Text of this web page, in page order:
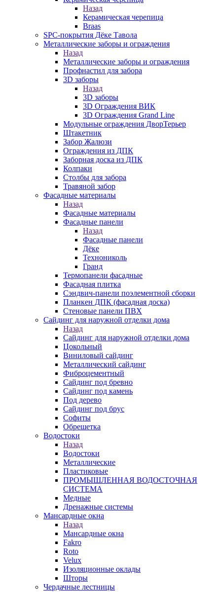
Назад
Керамическая черепица
Braas
SPC-покрытия Дёке Тавола
Металлические заборы и ограждения
Назад
Металлические заборы и ограждения
Профнастил для забора
3D заборы
Назад
3D заборы
3D Ограждения ВИК
3D Ограждения Grand Line
Модульные ограждения ДворТерьер
Штакетник
Забор Жалюзи
Ограждения из ДПК
Заборная доска из ДПК
Колпаки
Столбы для забора
Травяной забор
Фасадные материалы
Назад
Фасадные материалы
Фасадные панели
Назад
Фасадные панели
Дёке
Технониколь
Гранд
Термопанели фасадные
Фасадная плитка
Сэндвич-панели поэлементной сборки
Планкен ДПК (фасадная доска)
Стеновые панели ПВХ
Сайдинг для наружной отделки дома
Назад
Сайдинг для наружной отделки дома
Цокольный
Виниловый сайдинг
Металлический сайдинг
Фиброцементный
Сайдинг под бревно
Сайдинг под камень
Под дерево
Сайдинг под брус
Софиты
Обрешетка
Водостоки
Назад
Водостоки
Металлические
Пластиковые
ПРОМЫШЛЕННАЯ ВОДОСТОЧНАЯ
СИСТЕМА
Медные
Дренажные системы
Мансардные окна
Назад
Мансардные окна
Fakro
Roto
Velux
Изоляционные оклады
Шторы
Чердачные лестницы